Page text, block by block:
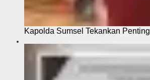
Kapolda Sumsel Tekankan